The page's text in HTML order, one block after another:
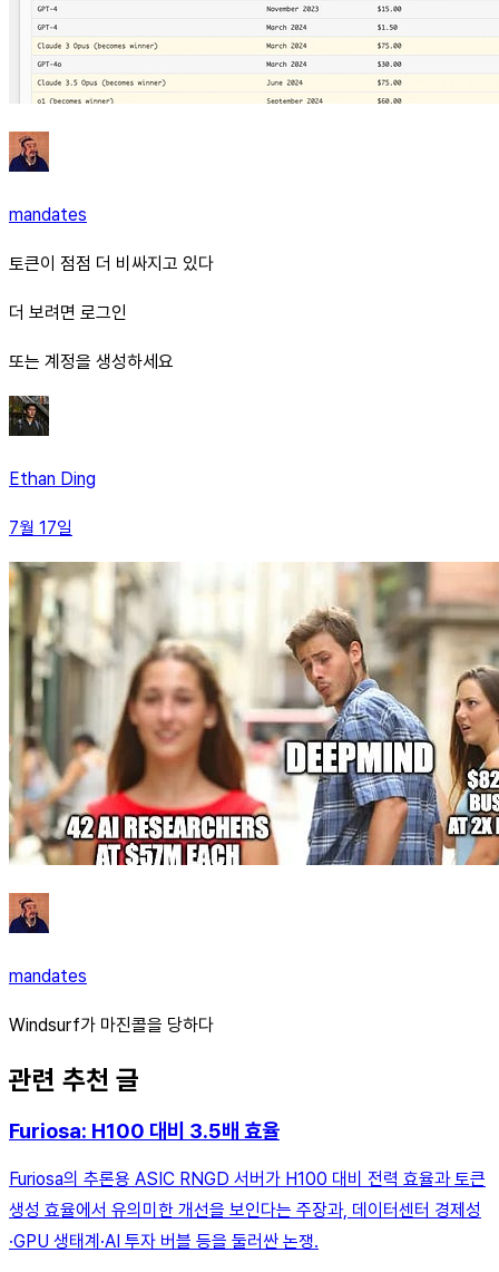
mandates
토큰이 점점 더 비싸지고 있다
더 보려면 로그인
또는 계정을 생성하세요
Ethan Ding
7월 17일
mandates
Windsurf가 마진콜을 당하다
관련 추천 글
Furiosa: H100 대비 3.5배 효율
Furiosa의 추론용 ASIC RNGD 서버가 H100 대비 전력 효율과 토큰
생성 효율에서 유의미한 개선을 보인다는 주장과, 데이터센터 경제성
·GPU 생태계·AI 투자 버블 등을 둘러싼 논쟁.